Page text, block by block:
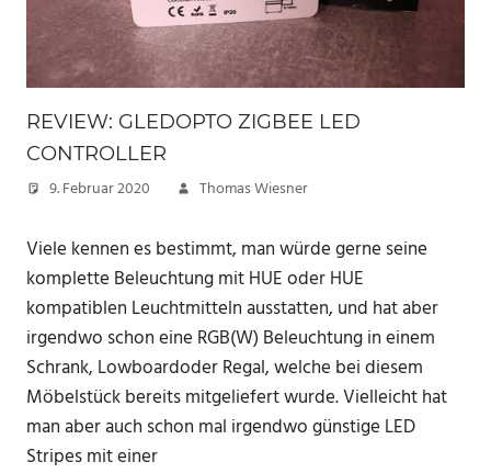
REVIEW: GLEDOPTO ZIGBEE LED
CONTROLLER
9. Februar 2020 Thomas Wiesner
Viele kennen es bestimmt, man würde gerne seine
komplette Beleuchtung mit HUE oder HUE
kompatiblen Leuchtmitteln ausstatten, und hat aber
irgendwo schon eine RGB(W) Beleuchtung in einem
Schrank, Lowboardoder Regal, welche bei diesem
Möbelstück bereits mitgeliefert wurde. Vielleicht hat
man aber auch schon mal irgendwo günstige LED
Stripes mit einer